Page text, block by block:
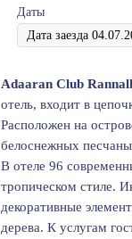
Даты
Adaaran Club
отель, входит в
Расположен на
белоснежных
В отеле 96
тропическом стиле.
декоративные
дерева. К услугам